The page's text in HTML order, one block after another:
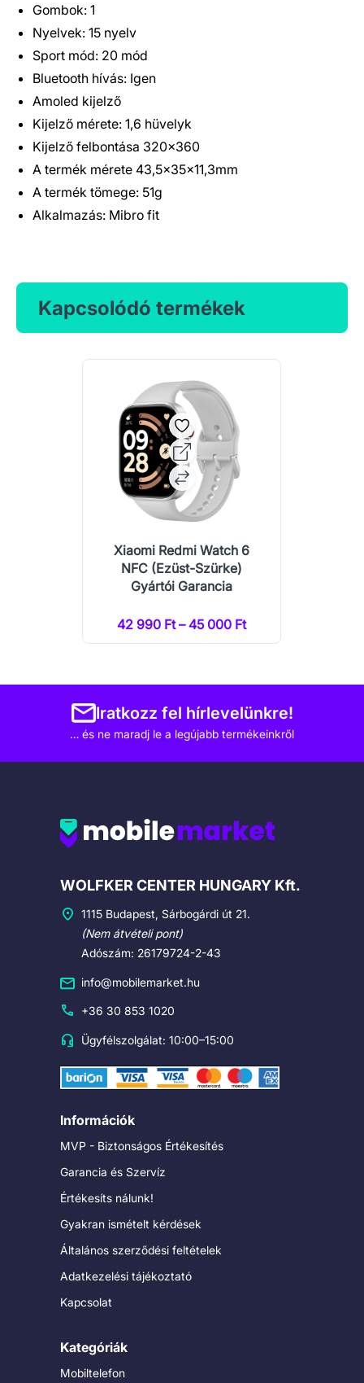
Gombok: 1
Nyelvek: 15 nyelv
Sport mód: 20 mód
Bluetooth hívás: Igen
Amoled kijelző
Kijelző mérete: 1,6 hüvelyk
Kijelző felbontása 320x360
A termék mérete 43,5x35x11,3mm
A termék tömege: 51g
Alkalmazás: Mibro fit
Kapcsolódó termékek
Xiaomi Redmi Watch 6
NFC (Ezüst-Szürke)
Gyártói Garancia
42 990 Ft – 45 000 Ft
Iratkozz fel hírlevelünkre!
… és ne maradj le a legújabb termékeinkről
Cégadatok
WOLFKER CENTER HUNGARY Kft.
1115 Budapest, Sárbogárdi út 21.
(Nem átvételi pont)
Adószám: 26179724-2-43
info@mobilemarket.hu
+36 30 853 1020
Ügyfélszolgálat: 10:00–15:00
Információk
MVP - Biztonságos Értékesítés
Garancia és Szervíz
Értékesíts nálunk!
Gyakran ismételt kérdések
Általános szerződési feltételek
Adatkezelési tájékoztató
Kapcsolat
Kategóriák
Mobiltelefon